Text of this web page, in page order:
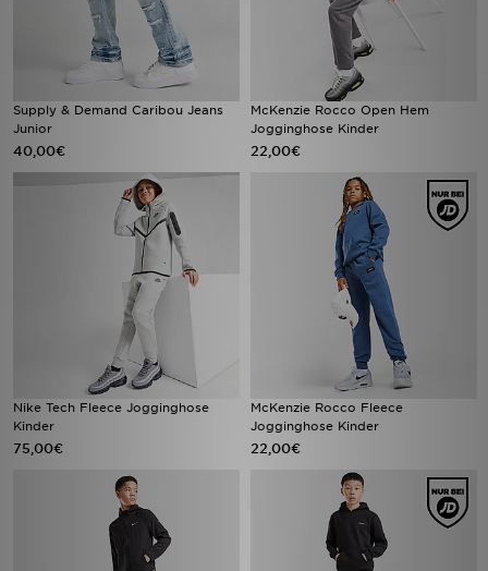
Supply & Demand Caribou Jeans
Junior
40,00€
McKenzie Rocco Open Hem
Jogginghose Kinder
22,00€
Nike Tech Fleece Jogginghose
Kinder
75,00€
McKenzie Rocco Fleece
Jogginghose Kinder
22,00€